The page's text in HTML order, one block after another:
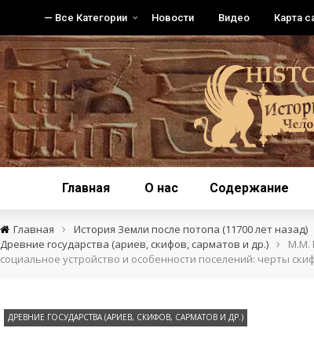
— Все Категории Новости Видео Карта
Главная О нас Содержание
Главная › История Земли после потопа (11700 лет назад)
Древние государства (ариев, скифов, сарматов и др.) ›
М.М.
социальное устройство и особенности поселений: черты
ДРЕВНИЕ ГОСУДАРСТВА (АРИЕВ, СКИФОВ, САРМАТОВ И ДР.)